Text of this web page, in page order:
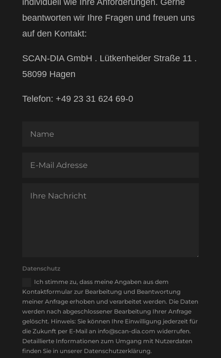
individuell wie Ihre Anforderungen. Gerne
beantworten wir Ihre Fragen und freuen uns
auf den Kontakt:
SCAN-DIA GmbH . Lütkenheider Straße 11 .
58099 Hagen
Telefon: +49 23 31 624 69-0
Datenschutz
Ich stimme zu, dass meine Angaben aus dem
Kontaktformular zur Bearbeitung und Beantwortung
meiner Anfrage erhoben und verarbeitet werden. Die Daten
werden nach abgeschlossener Bearbeitung Ihrer Anfrage
gelöscht. Hinweis: Sie können Ihre Einwilligung jederzeit für
die Zukunft per E-Mail an info@scan-dia.com widerrufen.
Detaillierte Informationen zum Umgang mit Nutzerdaten
finden Sie in unserer Datenschutzerklärung.